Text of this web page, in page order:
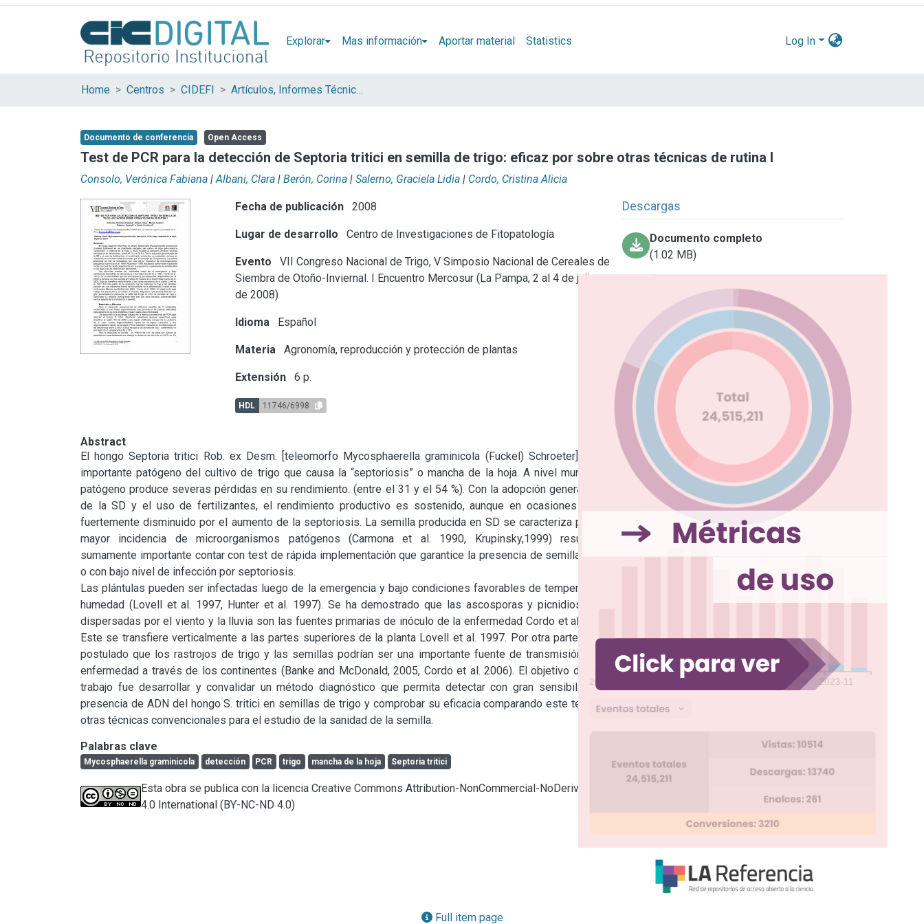
Explorar Mas información Aportar material Statistics Log In
Home Centros CIDEFI Artículos, Informes Técnicos y presentaciones en Congresos
Documento de conferencia Open Access
Test de PCR para la detección de Septoria tritici en semilla de trigo: eficaz por sobre otras técnicas de rutina l
Consolo, Verónica Fabiana | Albani, Clara | Berón, Corina | Salerno, Graciela Lidia | Cordo, Cristina Alicia
Fecha de publicación 2008
Lugar de desarrollo Centro de Investigaciones de Fitopatología
Evento
VII Congreso Nacional de Trigo, V Simposio Nacional de Cereales de
Siembra de Otoño-Inviernal. I Encuentro Mercosur (La Pampa, 2 al 4 de julio
de 2008)
Idioma Español
Materia Agronomía, reproducción y protección de plantas
Extensión 6 p.
HDL 11746/6998
Descargas
Documento completo
(1.02 MB)
Abstract
El hongo Septoria tritici Rob. ex Desm. [teleomorfo Mycosphaerella graminicola (Fuckel) Schroeter] es un
importante patógeno del cultivo de trigo que causa la “septoriosis” o mancha de la hoja. A nivel mundial el
patógeno produce severas pérdidas en su rendimiento. (entre el 31 y el 54 %). Con la adopción generalizada
de la SD y el uso de fertilizantes, el rendimiento productivo es sostenido, aunque en ocasiones se ve
fuertemente disminuido por el aumento de la septoriosis. La semilla producida en SD se caracteriza por una
mayor incidencia de microorganismos patógenos (Carmona et al. 1990, Krupinsky,1999) resultando
sumamente importante contar con test de rápida implementación que garantice la presencia de semillas libre
o con bajo nivel de infección por septoriosis.
Las plántulas pueden ser infectadas luego de la emergencia y bajo condiciones favorables de temperatura y
humedad (Lovell et al. 1997, Hunter et al. 1997). Se ha demostrado que las ascosporas y picnidiosporas,
dispersadas por el viento y la lluvia son las fuentes primarias de inóculo de la enfermedad Cordo et al. 2005.
Este se transfiere verticalmente a las partes superiores de la planta Lovell et al. 1997. Por otra parte, se ha
postulado que los rastrojos de trigo y las semillas podrían ser una importante fuente de transmisión de la
enfermedad a través de los continentes (Banke and McDonald, 2005, Cordo et al. 2006). El objetivo de este
trabajo fue desarrollar y convalidar un método diagnóstico que permita detectar con gran sensibilidad la
presencia de ADN del hongo S. tritici en semillas de trigo y comprobar su eficacia comparando este test con
otras técnicas convencionales para el estudio de la sanidad de la semilla.
Palabras clave
Mycosphaerella graminicola detección PCR trigo mancha de la hoja Septoria tritici
Esta obra se publica con la licencia Creative Commons Attribution-NonCommercial-NoDerivatives
4.0 International (BY-NC-ND 4.0)
Full item page